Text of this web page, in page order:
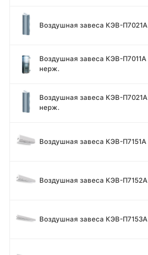
Воздушная завеса КЭВ-П7021A
Воздушная завеса КЭВ-П7011A
нерж.
Воздушная завеса КЭВ-П7021A
нерж.
Воздушная завеса КЭВ-П7151A
Воздушная завеса КЭВ-П7152A
Воздушная завеса КЭВ-П7153A